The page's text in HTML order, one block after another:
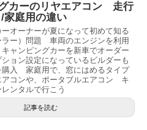
カーのリヤエアコン 走行
家庭用の違い
オーナーが夏になって初めて知る
ラー）問題 車両のエンジンを利用
ャンピングカーを新車でオーダー
ョン設定になっているビルダーも
購入 家庭用で、窓にはめるタイプ
アコンや、ポータブルエアコン キ
ンタルで行こう
記事を読む